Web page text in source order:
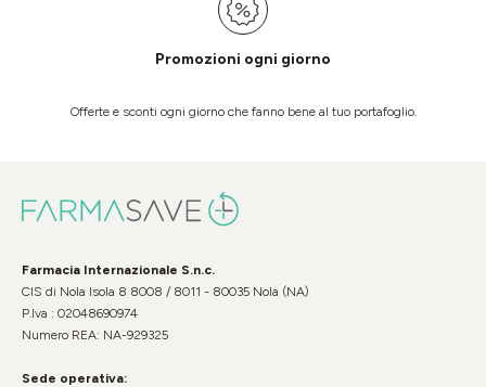
Promozioni ogni giorno
Offerte e sconti ogni giorno che fanno bene al tuo portafoglio.
Farmacia Internazionale S.n.c.
CIS di Nola Isola 8 8008 / 8011 - 80035 Nola (NA)
P.Iva : 02048690974
Numero REA: NA-929325
Sede operativa: